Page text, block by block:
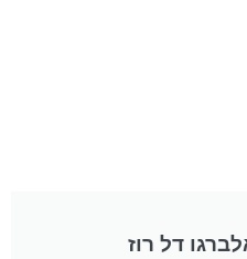
דל רוז